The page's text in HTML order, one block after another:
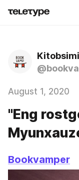
August 1, 2020
"Eng
Bookvamper